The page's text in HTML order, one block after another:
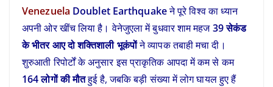
Venezuela Doublet Earthquakeने पूरे विश्व का ध्यान
अपनी ओर खींच लिया है। वेनेजुएला में बुधवार शाम महज39 सेकंड
के भीतर आए दो शक्तिशाली भूकंपोंने व्यापक तबाही मचा दी।
शुरुआती रिपोर्टों के अनुसार इस प्राकृतिक आपदा में कम से कम
164 लोगों की मौतहुई है, जबकि बड़ी संख्या में लोग घायल हुए हैं